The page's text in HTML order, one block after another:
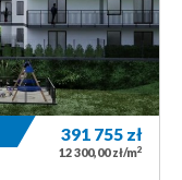
391 755 zł
12 300,00 zł/m2